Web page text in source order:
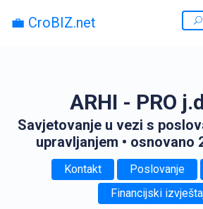
💼 CroBIZ.net
ARHI - PRO
Savjetovanje u vezi s
upravljanjem • osnovano
Kontakt Poslovanje
Financijski